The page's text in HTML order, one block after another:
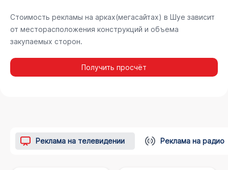
Стоимость рекламы на арках(мегасайтах) в Шуе зависит
от месторасположения конструкций и объема
закупаемых сторон.
Получить просчёт
Реклама на телевидении Реклама на радио